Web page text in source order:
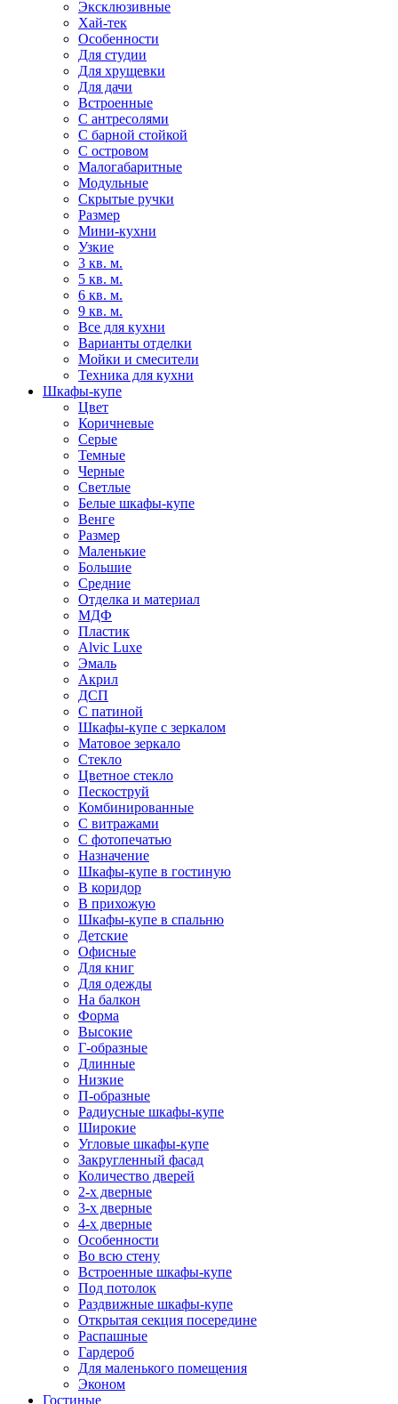
Эксклюзивные
Хай-тек
Особенности
Для студии
Для хрущевки
Для дачи
Встроенные
С антресолями
С барной стойкой
С островом
Малогабаритные
Модульные
Скрытые ручки
Размер
Мини-кухни
Узкие
3 кв. м.
5 кв. м.
6 кв. м.
9 кв. м.
Все для кухни
Варианты отделки
Мойки и смесители
Техника для кухни
Шкафы-купе
Цвет
Коричневые
Серые
Темные
Черные
Светлые
Белые шкафы-купе
Венге
Размер
Маленькие
Большие
Средние
Отделка и материал
МДФ
Пластик
Alvic Luxe
Эмаль
Акрил
ДСП
С патиной
Шкафы-купе с зеркалом
Матовое зеркало
Стекло
Цветное стекло
Пескоструй
Комбинированные
С витражами
С фотопечатью
Назначение
Шкафы-купе в гостиную
В коридор
В прихожую
Шкафы-купе в спальню
Детские
Офисные
Для книг
Для одежды
На балкон
Форма
Высокие
Г-образные
Длинные
Низкие
П-образные
Радиусные шкафы-купе
Широкие
Угловые шкафы-купе
Закругленный фасад
Количество дверей
2-х дверные
3-х дверные
4-х дверные
Особенности
Во всю стену
Встроенные шкафы-купе
Под потолок
Раздвижные шкафы-купе
Открытая секция посередине
Распашные
Гардероб
Для маленького помещения
Эконом
Гостиные